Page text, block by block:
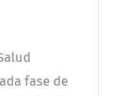
fase de